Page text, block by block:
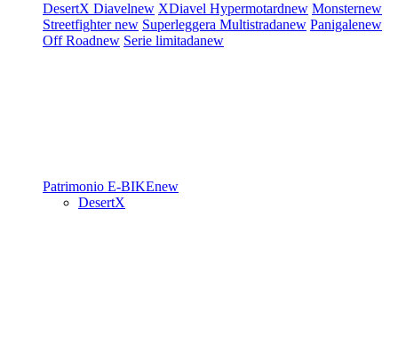
DesertX Diavelnew XDiavel Hypermotardnew Monsternew
Streetfighternew Superleggera Multistradanew Panigalenew
Off Roadnew Serie limitadanew
Patrimonio E-BIKEnew
DesertX